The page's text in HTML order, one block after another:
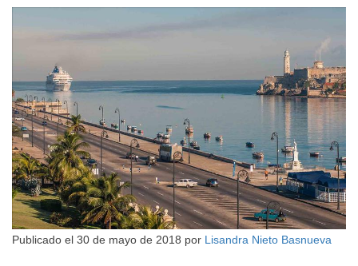
Publicado el 30 de mayo de 2018 por Lisandra Nieto Basnueva